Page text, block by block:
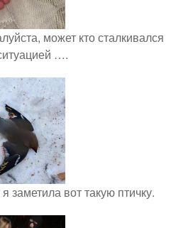
может кто сталкивался
….
вот такую птичку.